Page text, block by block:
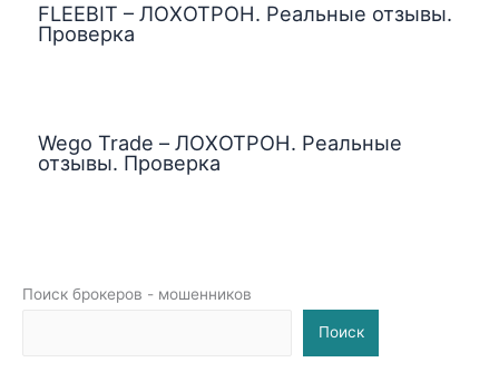
Поиск брокеров - мошенников
Поиск
FLEEBIT – ЛОХОТРОН. Реальные отзывы.
Проверка
Wego Trade – ЛОХОТРОН. Реальные
отзывы. Проверка